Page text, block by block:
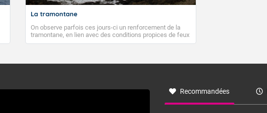
La tramontane
On observe parfois ces jours-ci un renforcement de la
tramontane, en lien avec des conditions propices de feux
de forêt. Mais qu'est-ce que la tramontane ? Quelles sont
à nord-ouest, dans un secteur qui part du Roussillon à la
monts, en allusion aux régions montagneuses d’où
Recommandées